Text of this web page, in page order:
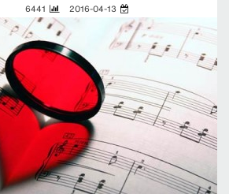
2016-04-13
6441